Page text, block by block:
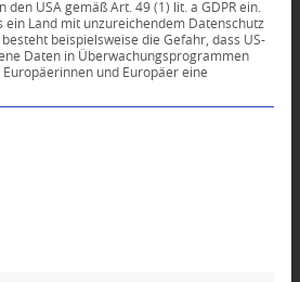
Name*
E-Mail-Adresse*
USA gemäß Art. 49 (1) lit. a GDPR ein.
ein Land mit unzureichendem Datenschutz
beispielsweise die Gefahr, dass US-
Daten in Überwachungsprogrammen
und Europäer eine
der Service-Gruppen, für die